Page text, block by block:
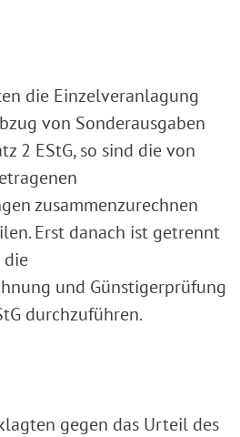
die Einzelveranlagung
von Sonderausgaben
2 EStG, so sind die von
zusammenzurechnen
Erst danach ist getrennt
die
und Günstigerprüfung
durchzuführen.
gegen das Urteil des